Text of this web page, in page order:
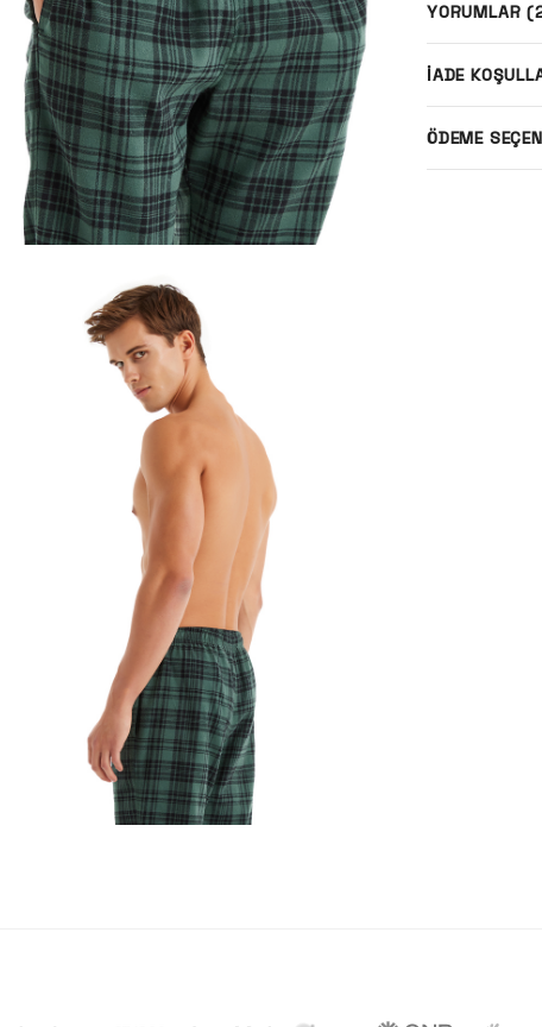
YORUMLAR
İADE
ÖDEME